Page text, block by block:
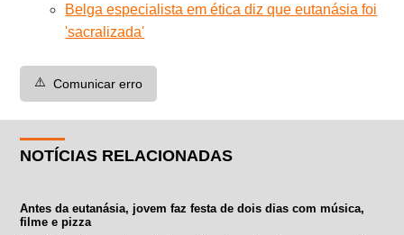
Belga especialista em ética diz que eutanásia foi
'sacralizada'
⚠️ Comunicar erro
NOTÍCIAS RELACIONADAS
Antes da eutanásia, jovem faz festa de dois dias com música,
filme e pizza